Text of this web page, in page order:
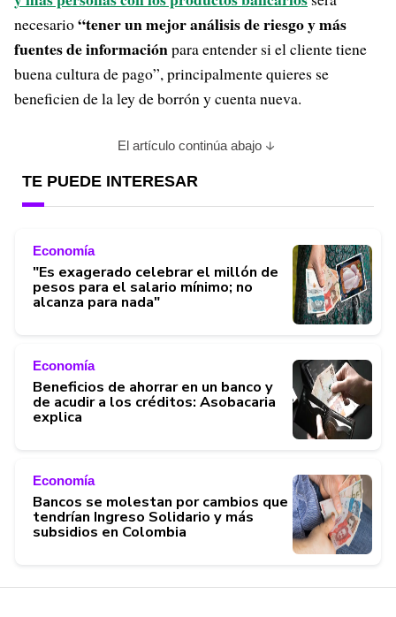
necesario“tener un mejor análisis de riesgo y más
fuentes de informaciónpara entender si el cliente tiene
buena cultura de pago”, principalmente quieres se
beneficien de la ley de borrón y cuenta nueva.
El artículo continúa abajo
TE PUEDE INTERESAR
Economía
"Es exagerado celebrar el millón de
pesos para el salario mínimo; no
alcanza para nada"
Economía
Beneficios de ahorrar en un banco y
de acudir a los créditos: Asobacaria
explica
Economía
Bancos se molestan por cambios que
tendrían Ingreso Solidario y más
subsidios en Colombia